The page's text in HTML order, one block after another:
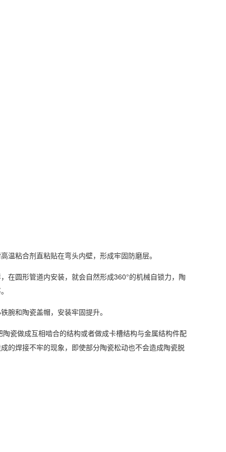
粘合剂直粘贴在弯头内壁，形成牢固防磨层。
在圆形管道内安装，就会自然形成360°的机械自锁力，陶
腕和陶瓷盖帽，安装牢固提升。
瓷做成互相啮合的结构或者做成卡槽结构与金属结构件配
的焊接不牢的现象，即使部分陶瓷松动也不会造成陶瓷脱